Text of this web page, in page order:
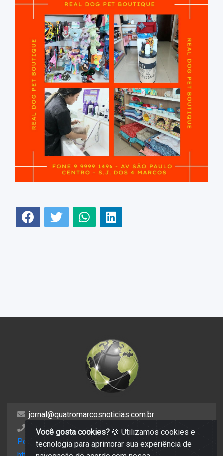
jornal@quatromarcosnoticias.com.br
(65) 99806 1775
Política de privacidade
Você gosta cookies? 🍪 Utilizamos cookies e
tecnologia para aprimorar sua experiência de